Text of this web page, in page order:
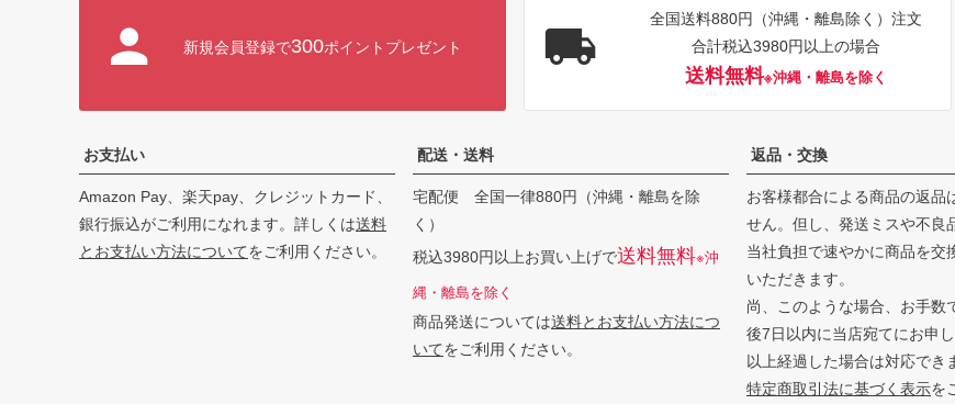
新規会員登録で300ポイントプレゼント
全国送料880円（沖縄・離島除く）注文
合計税込3980円以上の場合
送料無料※沖縄・離島を除く
お支払い
Amazon Pay、楽天pay、クレジットカード、
銀行振込がご利用になれます。詳しくは送料
とお支払い方法についてをご利用ください。
配送・送料
宅配便 全国一律880円（沖縄・離島を除
く）
税込3980円以上お買い上げで送料無料※沖
縄・離島を除く
商品発送については送料とお支払い方法につ
いてをご利用ください。
返品・交換
お客様都合による商品の返品
せん。但し、発送ミスや不良
当社負担で速やかに商品を交
いただきます。
尚、このような場合、お手数
後7日以内に当店宛てにお申
以上経過した場合は対応でき
特定商取引法に基づく表示を